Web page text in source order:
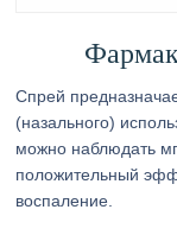
Спрей
(назального)
можно наблюдать
положительный
воспаление.